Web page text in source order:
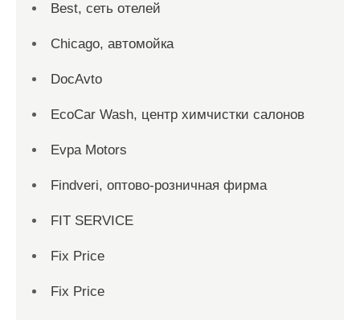
Best, сеть отелей
Chicago, автомойка
DocAvto
EcoCar Wash, центр химчистки салонов
Evpa Motors
Findveri, оптово-розничная фирма
FIT SERVICE
Fix Price
Fix Price